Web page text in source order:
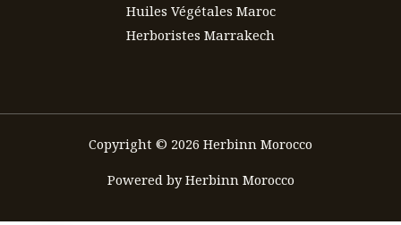
Huiles Végétales Maroc
Herboristes Marrakech
Copyright © 2026 Herbinn Morocco
Powered by Herbinn Morocco